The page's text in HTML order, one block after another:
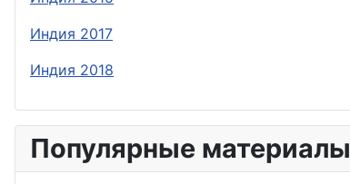
Индия 2017
Индия 2018
Популярные материалы